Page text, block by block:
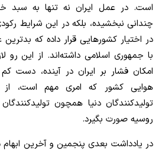
است. در عمل ایران نه تنها به سبد
چندانی نبخشیده، بلکه در این شرایط
در اختیار کشورهایی قرار داده که
با جمهوری اسلامی داشته‌اند. از این رو
امکان فشار بر ایران در آینده، دست
هوایی کشور که امری مهم است، از
تولیدکنندگان دنیا همچون
روسیه صورت بگیرد.
در یادداشت بعدی پنجمین و آخرین ابهام